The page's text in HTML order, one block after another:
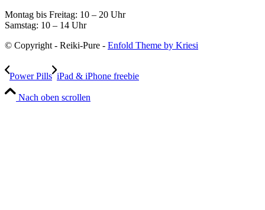
Montag bis Freitag: 10 – 20 Uhr
Samstag: 10 – 14 Uhr
© Copyright - Reiki-Pure - Enfold Theme by Kriesi
Power Pills iPad & iPhone freebie
Nach oben scrollen